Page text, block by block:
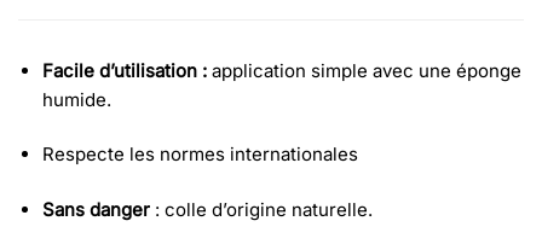
Facile d’utilisation : application simple avec une éponge
humide.
Respecte les normes internationales
Sans danger : colle d’origine naturelle.